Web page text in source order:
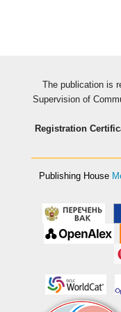
The publication is
Supervision of
Registration
Publishing House